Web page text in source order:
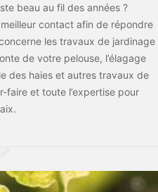
beau au fil des années ?
contact afin de répondre
les travaux de jardinage
de votre pelouse, l’élagage
des haies et autres travaux de
faire et toute l’expertise pour